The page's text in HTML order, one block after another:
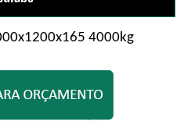
4000kg